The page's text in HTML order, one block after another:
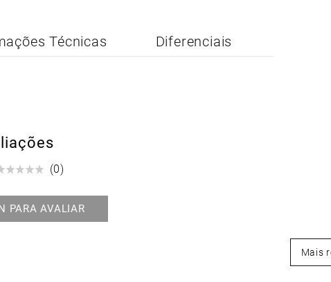
Técnicas Diferenciais
(0)
Mais